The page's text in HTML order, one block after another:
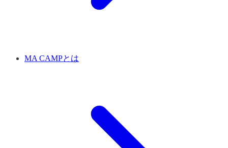
MA CAMPとは